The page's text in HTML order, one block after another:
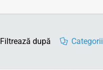
Filtrează după Categorii